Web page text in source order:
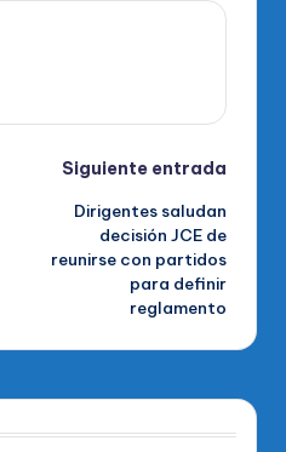
Siguiente entrada
Dirigentes saludan
decisión JCE de
reunirse con partidos
para definir
reglamento